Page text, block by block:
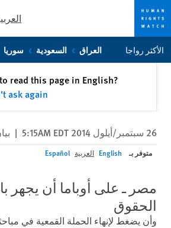
Skip
to
Skip
to
الأكثر رواجا العراق السعودية سوريا
read this page in English?
ask again
26 سبتمبر/أيلول 2014 5:15AM EDT |
متوفر بـ English العربية Español
مصر ـ على أوباما أن يجهر
الحقوق
وأن يضغط لإنهاء الحملة القمعية في